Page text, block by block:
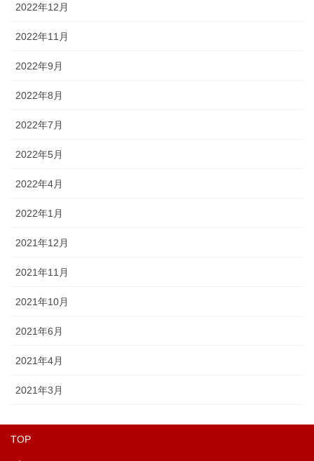
2022年12月
2022年11月
2022年9月
2022年8月
2022年7月
2022年5月
2022年4月
2022年1月
2021年12月
2021年11月
2021年10月
2021年6月
2021年4月
2021年3月
TOP